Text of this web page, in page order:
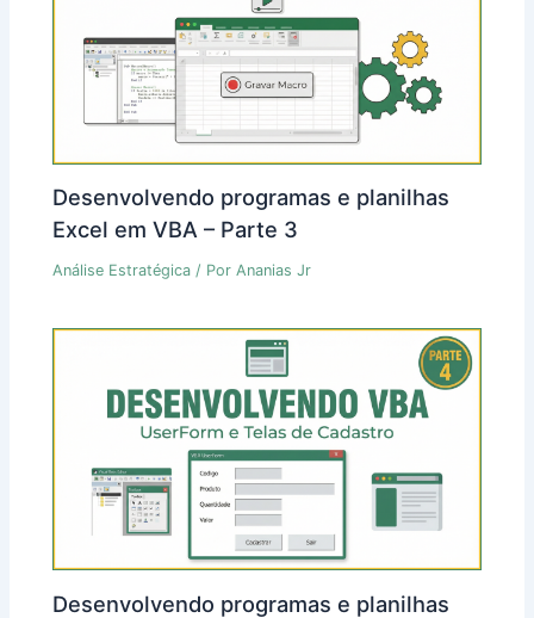
Desenvolvendo programas e planilhas
Excel em VBA – Parte 3
Análise Estratégica / PorAnanias Jr
Desenvolvendo programas e planilhas